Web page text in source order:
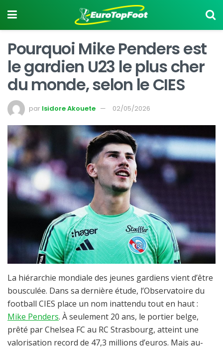
Pourquoi Mike Penders est
le gardien U23 le plus cher
du monde, selon le CIES
par Isidore Akouete 02/05/2026
La hiérarchie mondiale des jeunes gardiens vient d’être
bousculée. Dans sa dernière étude, l’Observatoire du
football CIES place un nom inattendu tout en haut :
Mike Penders. À seulement 20 ans, le portier belge,
prêté par Chelsea FC au RC Strasbourg, atteint une
valorisation record de 47,3 millions d’euros. Mais au-